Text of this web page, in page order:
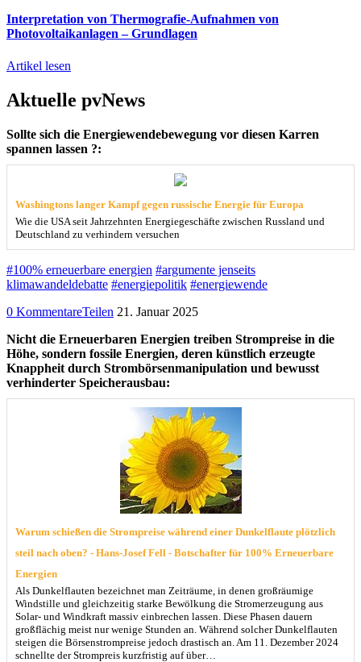
Interpretation von Thermografie-Aufnahmen von
Photovoltaikanlagen – Grundlagen
Artikel lesen
Aktuelle pvNews
Sollte sich die Energiewendebewegung vor diesen Karren
spannen lassen ?:
Washingtons langer Kampf gegen russische Energie für Europa
Wie die USA seit Jahrzehnten Energiegeschäfte zwischen Russland und
Deutschland zu verhindern versuchen
#100% erneuerbare energien #argumente jenseits
klimawandeldebatte #energiepolitik #energiewende
0 KommentareTeilen 21. Januar 2025
Nicht die Erneuerbaren Energien treiben Strompreise in die
Höhe, sondern fossile Energien, deren künstlich erzeugte
Knappheit durch Strombörsenmanipulation und bewusst
verhinderter Speicherausbau:
Warum schießen die Strompreise während einer Dunkelflaute plötzlich
steil nach oben? - Hans-Josef Fell - Botschafter für 100% Erneuerbare
Energien
Als Dunkelflauten bezeichnet man Zeiträume, in denen großräumige
Windstille und gleichzeitig starke Bewölkung die Stromerzeugung aus
Solar- und Windkraft massiv einbrechen lassen. Diese Phasen dauern
großflächig meist nur wenige Stunden an. Während solcher Dunkelflauten
steigen die Börsenstrompreise jedoch drastisch an. Am 11. Dezember 2024
schnellte der Strompreis kurzfristig auf über…